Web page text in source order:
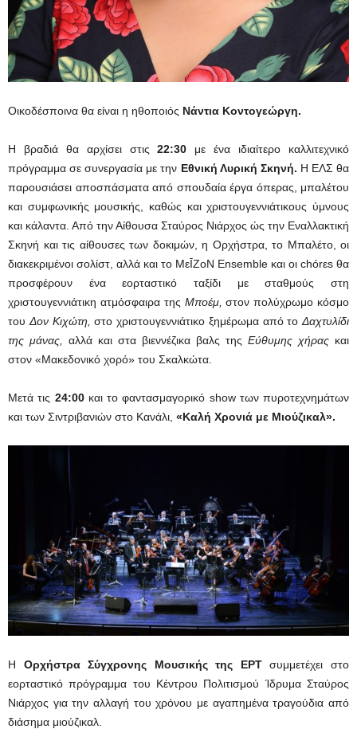
Οικοδέσποινα θα είναι η ηθοποιός Νάντια Κοντογεώργη.
Η βραδιά θα αρχίσει στις22:30 με ένα ιδιαίτερο καλλιτεχνικό
πρόγραμμα σε συνεργασία με την Εθνική Λυρική Σκηνή. Η ΕΛΣ θα
παρουσιάσει αποσπάσματα από σπουδαία έργα όπερας, μπαλέτου
και συμφωνικής μουσικής, καθώς και χριστουγεννιάτικους ύμνους
και κάλαντα. Από την Αίθουσα Σταύρος Νιάρχος ώς την Εναλλακτική
Σκηνή και τις αίθουσες των δοκιμών, η Ορχήστρα, το Μπαλέτο, οι
διακεκριμένοι σολίστ, αλλά και το ΜεῙΖοΝ Ensemble και οι chórεs θα
προσφέρουν ένα εορταστικό ταξίδι με σταθμούς στη
χριστουγεννιάτικη ατμόσφαιρα της Μποέμ, στον πολύχρωμο κόσμο
του Δον Κιχώτη, στο χριστουγεννιάτικο ξημέρωμα από το Δαχτυλίδι
της μάνας,
αλλά και στα βιεννέζικα βαλς της Εύθυμης χήρας και
στον «Μακεδονικό χορό» του Σκαλκώτα.
Μετά τις 24:00και το φαντασμαγορικό show των πυροτεχνημάτων
και των Σιντριβανιών στο Κανάλι, «Καλή Χρονιά με Μιούζικαλ».
Η Ορχήστρα Σύγχρονης Μουσικής της ΕΡΤσυμμετέχει στο
εορταστικό πρόγραμμα του Κέντρου Πολιτισμού Ίδρυμα Σταύρος
Νιάρχος για την αλλαγή του χρόνου με αγαπημένα τραγούδια από
διάσημα μιούζικαλ.